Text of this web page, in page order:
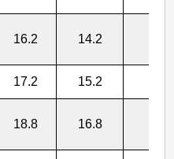
16.2 14.2
17.2 15.2
18.8 16.8